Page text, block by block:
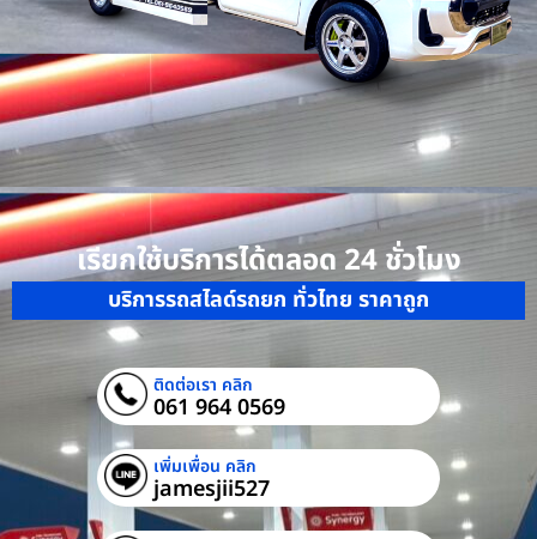
เรียกใช้บริการได้ตลอด 24 ชั่วโมง
บริการรถสไลด์รถยก ทั่วไทย ราคาถูก
ติดต่อเรา คลิก
061 964 0569
เพิ่มเพื่อน คลิก
jamesjii527